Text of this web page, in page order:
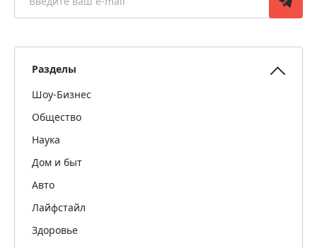
Разделы
Шоу-Бизнес
Общество
Наука
Дом и быт
Авто
Лайфстайл
Здоровье